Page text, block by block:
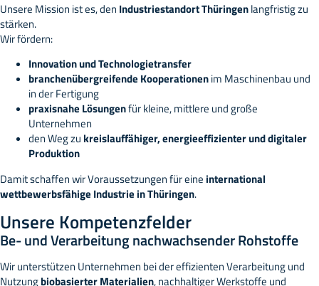
Unsere Mission ist es, den Industriestandort Thüringenlangfristig zu
stärken.
Wir fördern:
Innovation und Technologietransfer
branchenübergreifende Kooperationenim Maschinenbau und
in der Fertigung
praxisnahe Lösungenfür kleine, mittlere und große
Unternehmen
den Weg zu kreislauffähiger, energieeffizienter und digitaler
Produktion
Damit schaffen wir Voraussetzungen für eine international
wettbewerbsfähige Industrie in Thüringen.
Unsere Kompetenzfelder
Be- und Verarbeitung nachwachsender Rohstoffe
Wir unterstützen Unternehmen bei der effizienten Verarbeitung und
Nutzungbiobasierter Materialien, nachhaltiger Werkstoffe und